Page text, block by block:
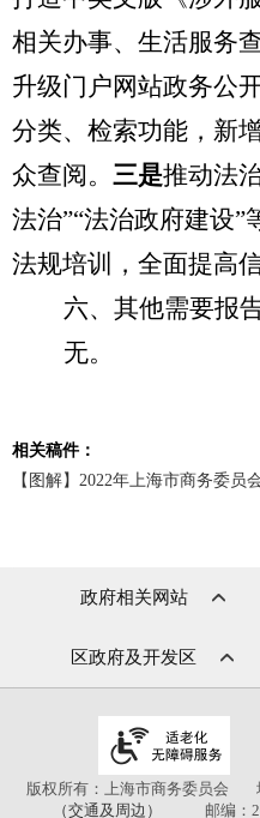
相关办事、生活服务
升级门户网站政务公
分类、检索功能 ， 新
众查阅。 三是推动法
法治”“法治政府建设”
法规培训，全面提高
六、其他需要报
无。
相关稿件：
【图解】2022年上海市商务委
政府相关网站
区政府及开发区
版权所有：上海市商务委员会
（交通及周边）
邮编：